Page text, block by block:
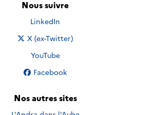
Nous suivre
Nous suivre sur
LinkedIn
Nous suivre sur
X (ex-Twitter)
Nous suivre sur
YouTube
Nous suivre sur
Facebook
Nos autres sites